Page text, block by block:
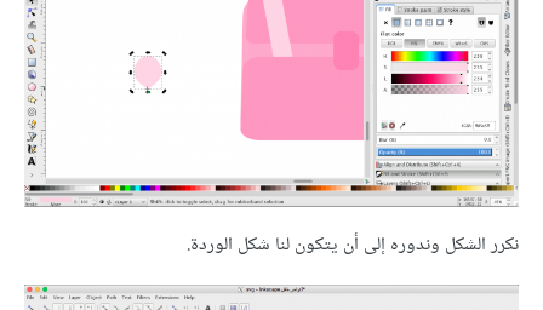
نكرر الشكل وندوره إلى أن يتكون لنا شكل الوردة.